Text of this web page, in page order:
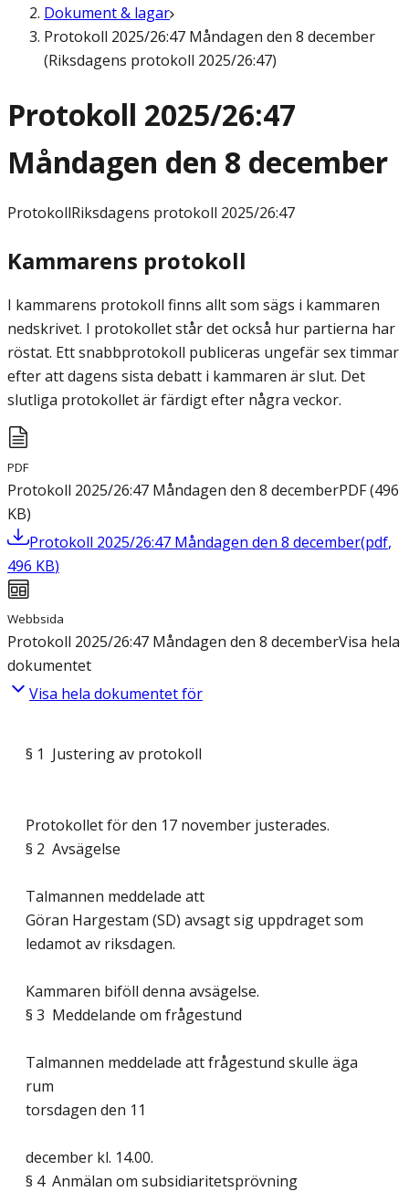
Dokument & lagar
Protokoll 2025/26:47 Måndagen den 8 december
(Riksdagens protokoll 2025/26:47)
Protokoll 2025/26:47
Måndagen den 8 december
ProtokollRiksdagens protokoll 2025/26:47
Kammarens protokoll
I kammarens protokoll finns allt som sägs i kammaren
nedskrivet. I protokollet står det också hur partierna har
röstat. Ett snabbprotokoll publiceras ungefär sex timmar
efter att dagens sista debatt i kammaren är slut. Det
slutliga protokollet är färdigt efter några veckor.
PDF
Protokoll 2025/26:47 Måndagen den 8 decemberPDF(496
KB)
Protokoll 2025/26:47 Måndagen den 8 december(pdf,
496 KB)
Webbsida
Protokoll 2025/26:47 Måndagen den 8 decemberVisa hela
dokumentet
Visa hela dokumentet för
§ 1 Justering av protokoll
Protokollet för den 17 november justerades.
§ 2 Avsägelse
Talmannen meddelade att
Göran Hargestam (SD) avsagt sig uppdraget som
ledamot av riksdagen.
Kammaren biföll denna avsägelse.
§ 3 Meddelande om frågestund
Talmannen meddelade att frågestund skulle äga
rum
torsdagen den 11
december kl. 14.00.
§ 4 Anmälan om subsidiaritetsprövning